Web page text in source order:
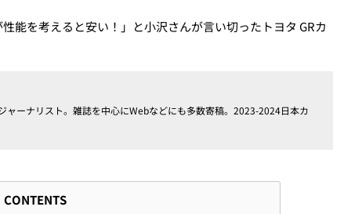
能を考えると安い！」と小沢さんが言い切ったトヨタ GRカ
ーナリスト。雑誌を中心にWebなどにも多数寄稿。2023-2024日本カ
CONTENTS